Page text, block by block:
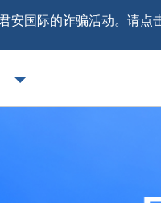
安国际的诈骗活动。请点